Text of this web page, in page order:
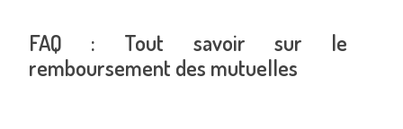
FAQ : Tout savoir sur le
remboursement des mutuelles